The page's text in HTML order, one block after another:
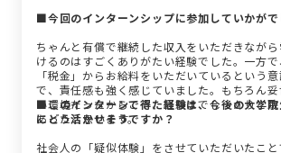
■今回のインターンシップに参加していかがで
ちゃんと有償で継続した収入をいただきなが
けるのはすごくありがたい経験でした。一方
「税金」からお給料をいただいているという
で、責任感も強く感じていました。もちろん
い環境だったからこそ、最後までしっかりと
あったと思います。
■このインターンで得た経験は、今後の大学
にどう活かせそうですか？
社会人の「疑似体験」をさせていただいたこ